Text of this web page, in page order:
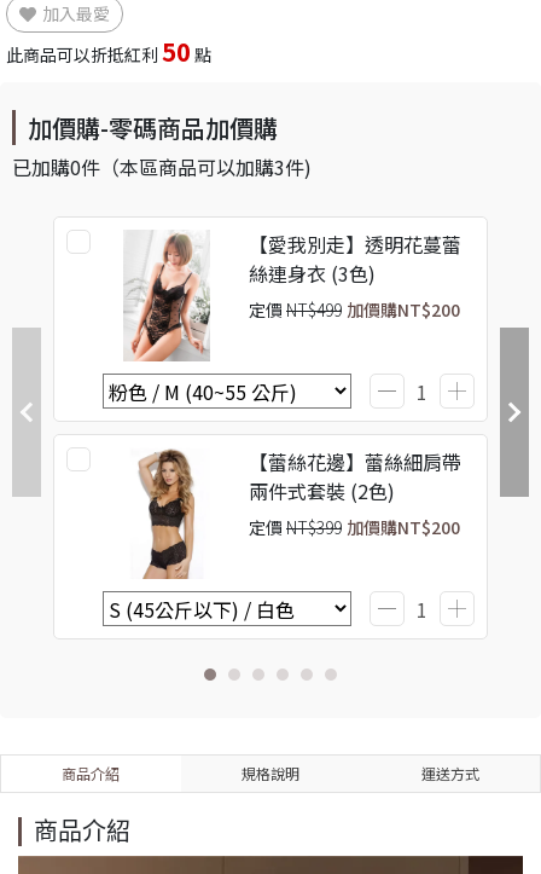
加入最愛
此商品可以折抵紅利 50 點
加價購-零碼商品加價購
已加購0件 （本區商品可以加購3件)
【愛我別走】透明花蔓蕾
絲連身衣 (3色)
定價 NT$499 加價購NT$200
【蕾絲花邊】蕾絲細肩帶
兩件式套裝 (2色)
定價 NT$399 加價購NT$200
商品介紹 規格說明 運送方式
商品介紹